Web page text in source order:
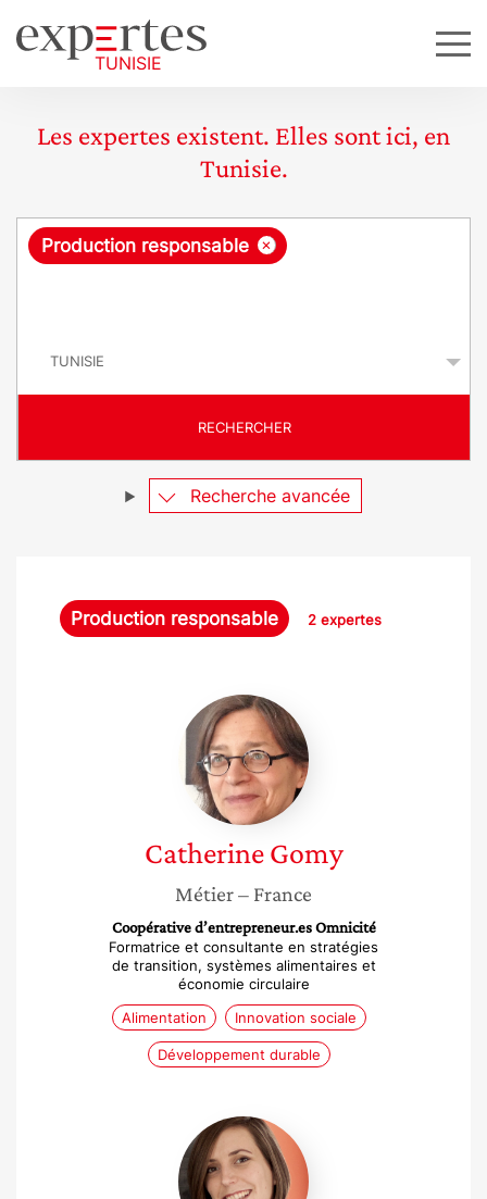
Les expertes existent. Elles sont ici, en
Tunisie.
R
ê
e
×
Production responsable
RECHERCHER
Recherche avancée
Production responsable 2 expertes
Catherine
Gomy
Catherine Gomy
Métier– France
Coopérative d’entrepreneur.es Omnicité
Formatrice et consultante en stratégies
de transition, systèmes alimentaires et
économie circulaire
Alimentation
Innovation sociale
Développement durable
Anne-
Laure
Ladier